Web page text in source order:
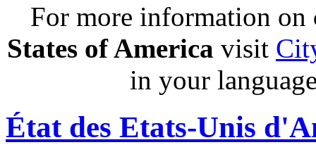
For more information on
States of America visit
in your
État des Etats-Unis